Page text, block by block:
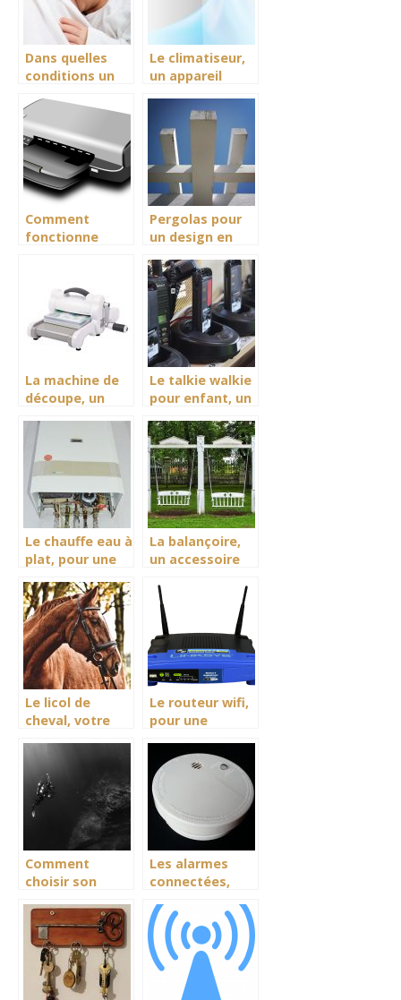
Dans quelles
conditions un
se nourrir
Le climatiseur,
un appareil
température en
intersaison.
Comment
fonctionne
Pergolas pour
un design en
La machine de
découpe, un
adapté à tous
niveauxd’activités
Le talkie walkie
pour enfant, un
communication
pour les
enfants fan de
jeu d’aventure
Le chauffe eau à
plat, pour une
contrôle en eau
quotidiennement.
La balançoire,
un accessoire
et
d’épaouissement
pour jeunes
enfants.
Le licol de
cheval, votre
apprivoiser
votre animal
Le routeur wifi,
pour une
fiable et stable
lors de son
utilisation
Comment
choisir son
plongée?
Les alarmes
connectées,
façon d’avoir un
regard
attention sur
votre domicile